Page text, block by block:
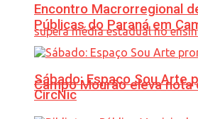
Campo Mourão eleva nota
Encontro Macrorregional
Públicas do Paraná em
Sábado: Espaço Sou Arte
CircNic